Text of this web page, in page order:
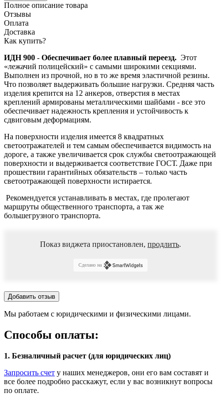
Полное описание товара
Отзывы
Оплата
Доставка
Как купить?
ИДН 900 - Обеспечивает более плавный переезд. Этот
«лежачий полицейский» с самыми широкими секциями.
Выполнен из прочной, но в то же время эластичной резины.
Что позволяет выдерживать большие нагрузки. Средняя часть
изделия крепится на 12 анкеров, отверстия в местах
креплений армированы металлическими шайбами - все это
обеспечивает надежность крепления и устойчивость к
сдвиговым деформациям.
На поверхности изделия имеется 8 квадратных
светоотражателей и тем самым обеспечивается видимость на
дороге, а также увеличивается срок службы светоотражающей
поверхности и выдерживается соответствие ГОСТ. Даже при
прошествии гарантийных обязательств – только часть
светоотражающей поверхности истирается.
Рекомендуется устанавливать в местах, где пролегают
маршруты общественного транспорта, а так же
большегрузного транспорта.
Показ виджета приостановлен, продлить.
Сделано на
Добавить отзыв
Мы работаем с юридическими и физическими лицами.
Способы оплаты:
1. Безналичный расчет (для юридических лиц)
Запросить счет у наших менеджеров, они его вам составят и
все более подробно расскажут, если у вас возникнут вопросы
по оплате.